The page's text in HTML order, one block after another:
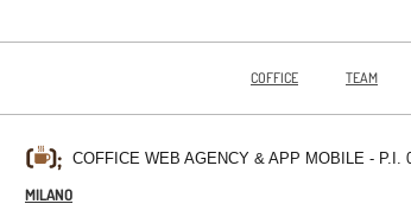
COFFICE TEAM
COFFICE WEB AGENCY & APP MOBILE - P.I.
MILANO